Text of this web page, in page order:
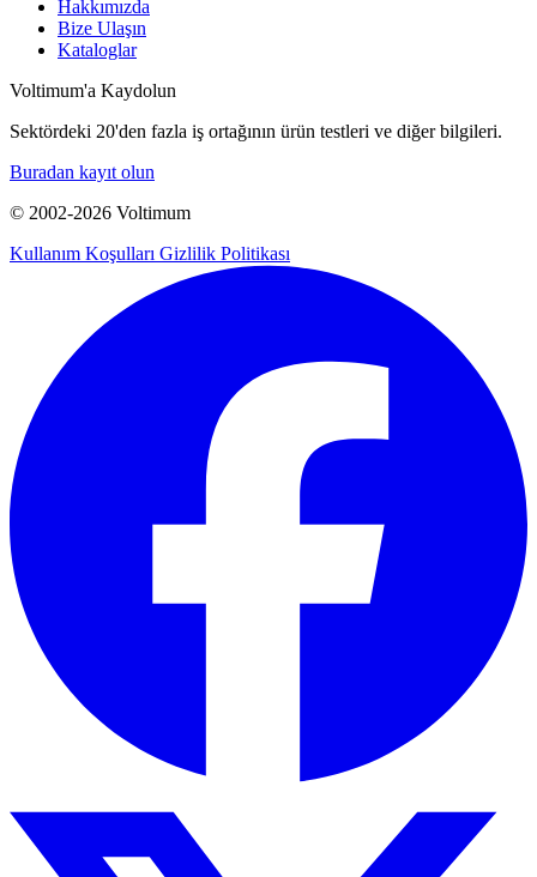
Hakkımızda
Bize Ulaşın
Kataloglar
Voltimum'a Kaydolun
Sektördeki 20'den fazla iş ortağının ürün testleri ve diğer bilgileri.
Buradan kayıt olun
© 2002-2026 Voltimum
Kullanım Koşulları Gizlilik Politikası